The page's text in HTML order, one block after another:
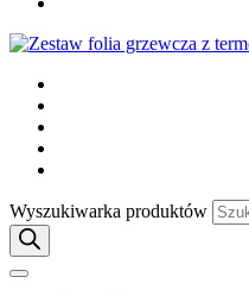
Wyszukiwarka produktów